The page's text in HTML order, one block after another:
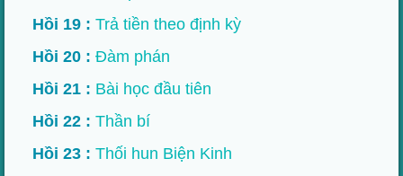
Hồi 19 : Trả tiền theo định kỳ
Hồi 20 : Đàm phán
Hồi 21 : Bài học đầu tiên
Hồi 22 : Thần bí
Hồi 23 : Thối hun Biện Kinh